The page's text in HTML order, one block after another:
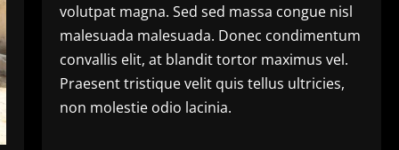
volutpat magna. Sed sed massa congue nisl
malesuada malesuada. Donec condimentum
convallis elit, at blandit tortor maximus vel.
Praesent tristique velit quis tellus ultricies,
non molestie odio lacinia.